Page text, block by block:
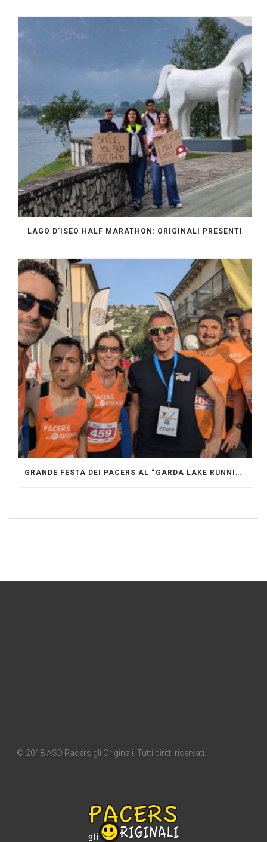
LAGO D’ISEO HALF MARATHON: ORIGINALI PRESENTI
GRANDE FESTA DEI PACERS AL “GARDA LAKE RUNNING FESTIVAL”
© 2018 ASD Pacers gli Originali. Tutti diritti riservati.